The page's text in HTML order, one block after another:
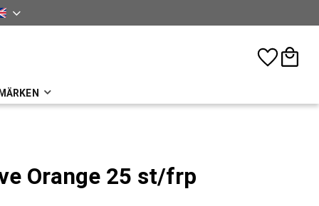
Favorites
Basket
Orange 25 st/frp